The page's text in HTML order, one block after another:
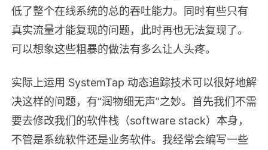
低了整个在线系统的总的吞吐能力。同时有些只有
真实流量才能复现的问题，此时再也无法复现了。
可以想象这些粗暴的做法有多么让人头疼。
实际上运用 SystemTap 动态追踪技术可以很好地解
决这样的问题，有“润物细无声”之妙。首先我们不需
要去修改我们的软件栈（software stack）本身，
不管是系统软件还是业务软件。我经常会编写一些